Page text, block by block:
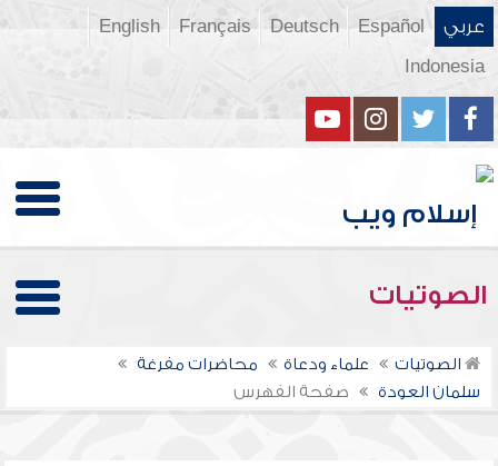
عربي Español
Deutsch
Français
English
Indonesia
الصوتيات
الصوتيات علماء ودعاة
محاضرات مفرغة
سلمان العودة
صفحة الفهرس